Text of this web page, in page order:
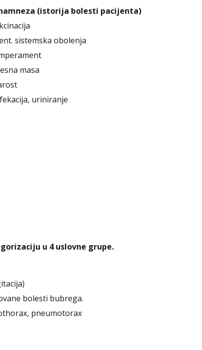
(istorija bolesti pacijenta)
sistemska obolenja
masa
uriniranje
u 4 uslovne grupe.
bolesti bubrega.
pneumotorax